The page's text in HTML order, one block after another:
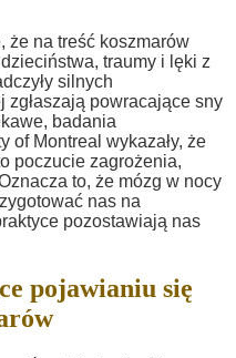
że na treść koszmarów
traumy i lęki z
silnych
powracające sny
badania
of Montreal wykazały, że
poczucie zagrożenia,
to, że mózg w nocy
nas na
pozostawiają nas
pojawianiu się